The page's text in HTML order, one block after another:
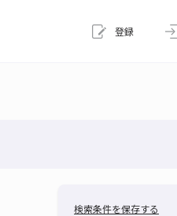
登録
検索条件を保存する